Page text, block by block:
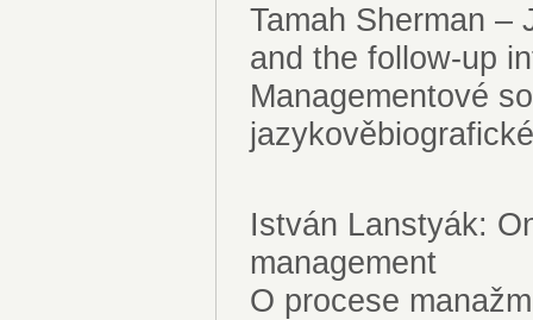
Tamah Sherman –
and the follow-up
Managementové
István Lanstyák:
management
O procese